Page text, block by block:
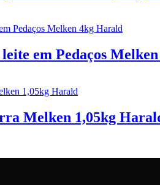
em Pedaços
Melken 1,05kg